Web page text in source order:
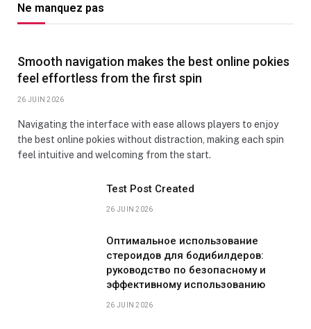
Ne manquez pas
Smooth navigation makes the best online pokies
feel effortless from the first spin
26 JUIN 2026
Navigating the interface with ease allows players to enjoy
the best online pokies without distraction, making each spin
feel intuitive and welcoming from the start.
Test Post Created
26 JUIN 2026
Оптимальное использование
стероидов для бодибилдеров:
руководство по безопасному и
эффективному использованию
26 JUIN 2026